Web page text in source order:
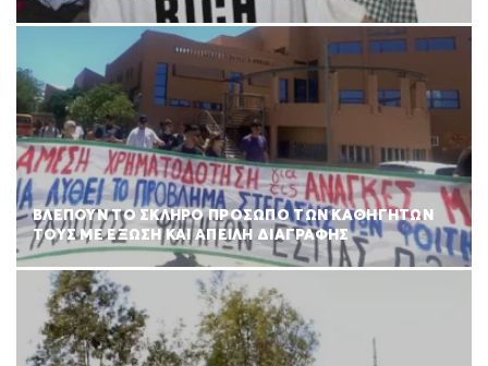
ΒΛΕΠΟΥΝ ΤΟ ΣΚΛΗΡΟ ΠΡΟΣΩΠΟ ΤΩΝ ΚΑΘΗΓΗΤΩΝ
ΤΟΥΣ ΜΕ ΕΞΩΣΗ ΚΑΙ ΑΠΕΙΛΗ ΔΙΑΓΡΑΦΗΣ